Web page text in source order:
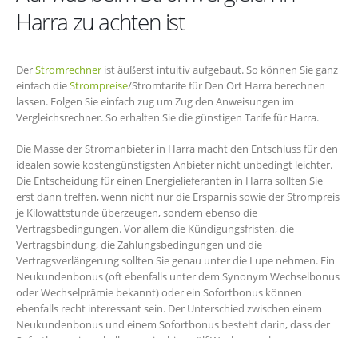
Harra zu achten ist
DerStromrechner ist äußerst intuitiv aufgebaut. So können Sie ganz
einfach dieStrompreise/Stromtarife für Den Ort Harra berechnen
lassen. Folgen Sie einfach zug um Zug den Anweisungen im
Vergleichsrechner. So erhalten Sie die günstigen Tarife für Harra.
Die Masse der Stromanbieter in Harra macht den Entschluss für den
idealen sowie kostengünstigsten Anbieter nicht unbedingt leichter.
Die Entscheidung für einen Energielieferanten in Harra sollten Sie
erst dann treffen, wenn nicht nur die Ersparnis sowie der Strompreis
je Kilowattstunde überzeugen, sondern ebenso die
Vertragsbedingungen. Vor allem die Kündigungsfristen, die
Vertragsbindung, die Zahlungsbedingungen und die
Vertragsverlängerung sollten Sie genau unter die Lupe nehmen. Ein
Neukundenbonus (oft ebenfalls unter dem Synonym Wechselbonus
oder Wechselprämie bekannt) oder ein Sofortbonus können
ebenfalls recht interessant sein. Der Unterschied zwischen einem
Neukundenbonus und einem Sofortbonus besteht darin, dass der